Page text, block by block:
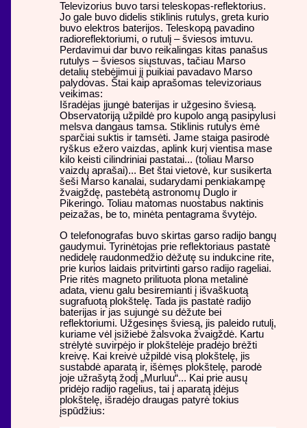
Televizorius buvo tarsi teleskopas-reflektorius.
Jo gale buvo didelis stiklinis rutulys, greta kurio
buvo elektros baterijos. Teleskopą pavadino
radioreflektoriumi, o rutulį – šviesos imtuvu.
Perdavimui dar buvo reikalingas kitas panašus
rutulys – šviesos siųstuvas, tačiau Marso
detalių stebėjimui jį puikiai pavadavo Marso
palydovas. Štai kaip aprašomas televizoriaus
veikimas:
Išradėjas įjungė baterijas ir užgesino šviesą.
Observatoriją užpildė pro kupolo angą pasipylusi
melsva dangaus tamsa. Stiklinis rutulys ėmė
sparčiai suktis ir tamsėti. Jame staiga pasirodė
ryškus ežero vaizdas, aplink kurį vientisa mase
kilo keisti cilindriniai pastatai... (toliau Marso
vaizdų aprašai)... Bet štai vietovė, kur susikerta
šeši Marso kanalai, sudarydami penkiakampę
žvaigždę, pastebėtą astronomų Duglo ir
Pikeringo. Toliau matomas nuostabus naktinis
peizažas, be to, minėta pentagrama švytėjo.
O telefonografas buvo skirtas garso radijo bangų
gaudymui. Tyrinėtojas prie reflektoriaus pastatė
nedidelę raudonmedžio dėžutę su indukcine rite,
prie kurios laidais pritvirtinti garso radijo rageliai.
Prie ritės magneto prilituota plona metalinė
adata, vienu galu besiremianti į išvaškuotą
sugrafuotą plokštelę. Tada jis pastatė radijo
baterijas ir jas sujungė su dėžute bei
reflektoriumi. Užgesinęs šviesą, jis paleido rutulį,
kuriame vėl įsižiebė žalsvoka žvaigždė. Kartu
strėlytė suvirpėjo ir plokštelėje pradėjo brėžti
kreivę. Kai kreivė užpildė visą plokštelę, jis
sustabdė aparatą ir, išėmęs plokštelę, parodė
joje užrašytą žodį „Murluu“... Kai prie ausų
pridėjo radijo ragelius, tai į aparatą įdėjus
plokštelę, išradėjo draugas patyrė tokius
įspūdžius: